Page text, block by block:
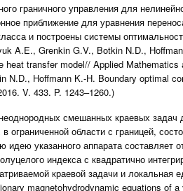
граничного управления для
приближение для уравнения
и построены системы
A.E., Grenkin G.V., Botkin N.D.,
transfer model// Applied
Hoffmann K.-H. Boundary optimal
V. 433. P. 1243–1260.)
смешанных краевых задач
ограниченной области с границей,
указанного аппарата составляет
индекса с квадратично
краевой задачи и локальная
magnetohydrodynamic equations of